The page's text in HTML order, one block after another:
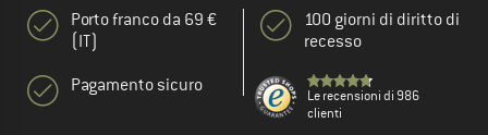
Porto franco da 69 €
(IT)
Pagamento sicuro
100 giorni di diritto di
recesso
Le recensioni di 986
clienti